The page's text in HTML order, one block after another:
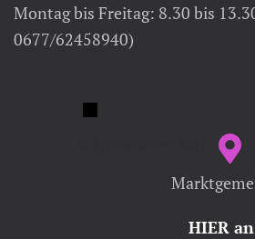
Montag bis Freitag: 8.30 bis
0677/62458940)
HIER